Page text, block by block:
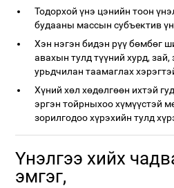
Тодорхой үнэ цэнийн тоон
будааны массын субъектив
Хэн нэгэн бидэн рүү бөмбөг
авахын тулд түүний хурд,
урьдчилан таамаглах
Хүний хөл хөдөлгөөн ихтэй
эргэн тойрныхоо хүмүүстэй
зорилгодоо хүрэхийн тулд
Үнэлгээ хийх
эмгэг,